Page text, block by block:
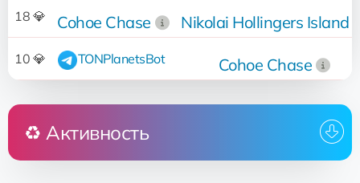
18 💎 Cohoe Chase Nikolai Hollingers Island
10 💎 TONPlanetsBot Cohoe Chase
♻️ Активность